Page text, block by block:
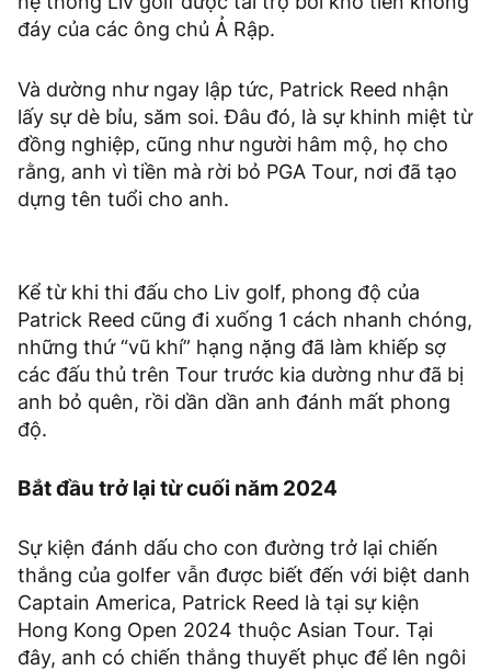
đáy của các ông chủ Ả Rập.
Và dường như ngay lập tức, Patrick Reed nhận
lấy sự dè bỉu, săm soi. Đâu đó, là sự khinh miệt từ
đồng nghiệp, cũng như người hâm mộ, họ cho
rằng, anh vì tiền mà rời bỏ PGA Tour, nơi đã tạo
dựng tên tuổi cho anh.
Kể từ khi thi đấu cho Liv golf, phong độ của
Patrick Reed cũng đi xuống 1 cách nhanh chóng,
những thứ “vũ khí” hạng nặng đã làm khiếp sợ
các đấu thủ trên Tour trước kia dường như đã bị
anh bỏ quên, rồi dần dần anh đánh mất phong
độ.
Bắt đầu trở lại từ cuối năm 2024
Sự kiện đánh dấu cho con đường trở lại chiến
thắng của golfer vẫn được biết đến với biệt danh
Captain America, Patrick Reed là tại sự kiện
Hong Kong Open 2024 thuộc Asian Tour. Tại
đây, anh có chiến thắng thuyết phục để lên ngôi